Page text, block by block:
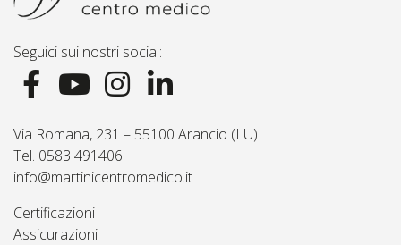
Seguici sui nostri social:
Via Romana, 231 – 55100 Arancio (LU)
Tel. 0583 491406
info@martinicentromedico.it
Certificazioni
Assicurazioni